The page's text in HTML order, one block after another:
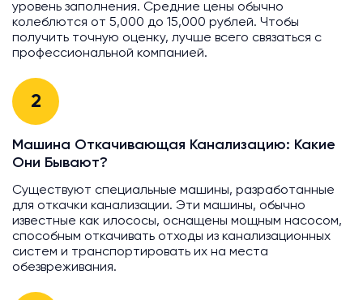
уровень заполнения. Средние цены обычно
колеблются от 5,000 до 15,000 рублей. Чтобы
получить точную оценку, лучше всего связаться с
профессиональной компанией.
2
Машина Откачивающая Канализацию: Какие
Они Бывают?
Существуют специальные машины, разработанные
для откачки канализации. Эти машины, обычно
известные как илососы, оснащены мощным насосом,
способным откачивать отходы из канализационных
систем и транспортировать их на места
обезвреживания.